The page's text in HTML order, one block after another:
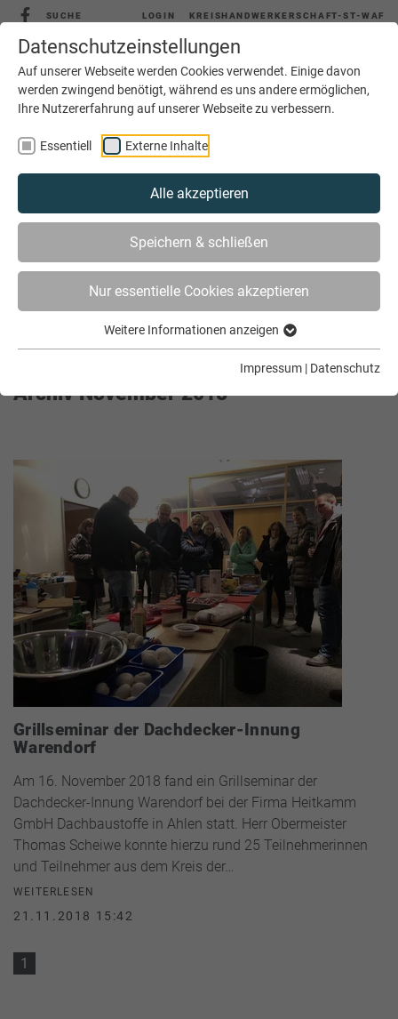
Datenschutzeinstellungen
Auf unserer Webseite werden Cookies verwendet. Einige davon
werden zwingend benötigt, während es uns andere ermöglichen,
Ihre Nutzererfahrung auf unserer Webseite zu verbessern.
Essentiell Externe Inhalte
Alle akzeptieren
Speichern & schließen
Nur essentielle Cookies akzeptieren
Weitere Informationen anzeigen
Impressum | Datenschutz
SUCHE LOGIN KREISHANDWERKERSCHAFT-ST-WAF
MENÜ
AKTUELLES ARCHIV
Archiv November 2018
Grillseminar der Dachdecker-Innung
Warendorf
Am 16. November 2018 fand ein Grillseminar der
Dachdecker-Innung Warendorf bei der Firma Heitkamm
GmbH Dachbaustoffe in Ahlen statt. Herr Obermeister
Thomas Scheiwe konnte hierzu rund 25 Teilnehmerinnen
und Teilnehmer aus dem Kreis der…
WEITERLESEN
21.11.2018 15:42
1